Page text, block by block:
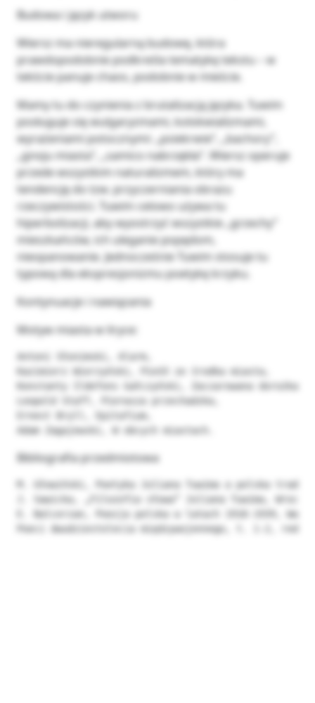
Budowa i język utworu
Wiersz ma nieregularną budowę, która
prawdopodobnie podkreśla tematykę tekstu – w
tekście panuje chaos, podobnie w mieście.
Mamy tu do czynienia z brutalizacją języka. Tuwim
posługuje się wulgaryzmami, kolokwializmami,
wyrażeniami potocznymi: „psiekrwie”, „bachory”,
„gnoju miasta”, „samico nabrzękła”. Wiersz operuje
przede wszystkim naturalizmem, który ma
tendencję do tzw. przyczerniania obrazu
rzeczywistości. Tuwim celowo używa tu
hiperbolizacji, aby wyostrzyć wszystkie „grzechy”
mieszkańców, ich uleganie popędom,
nieopanowanie. Jednocześnie Tuwim stosuje tu
typową dla ekspresjonizmu poetykę krzyku.
Kontynuacje i nawiązania
Motyw miasta w liryce:
Antoni Słonimski, Alarm,
Kazimierz Wierzyński, Pieśń ze środka miasta,
Konstanty Ildefons Gałczyński, Zaczarowana dorożka,
Leopold Staff, Pierwsza przechadzka,
Ernest Bryll, Epitafium,
Bibliografia przedmiotowa
M. Głowiński, Poetyka Juliana Tuwima a polska
J. Sawicka, „Filozofia słowa” Juliana Tuwima,
E. Balcerzan, Poezja polska w latach 1918-1939,